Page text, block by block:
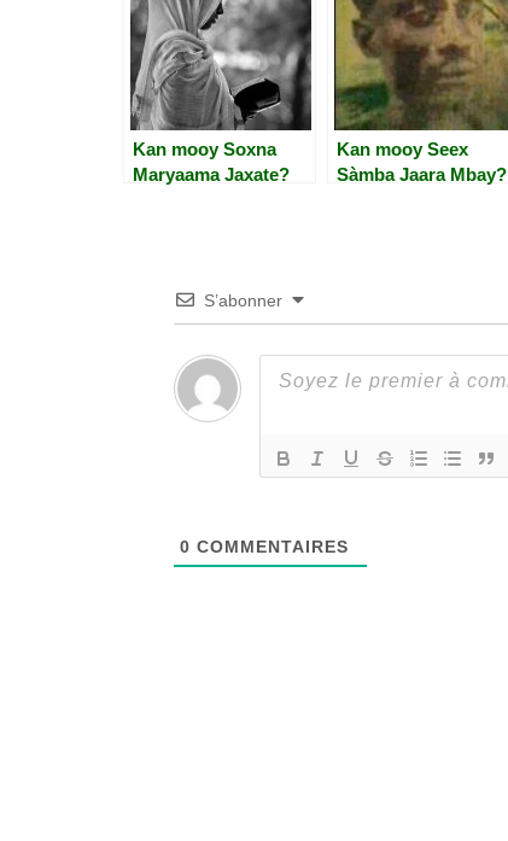
Kan mooy Soxna
Maryaama Jaxate?
Kan mooy Seex
Sàmba Jaara Mbay?
S’abonner
0 COMMENTAIRES